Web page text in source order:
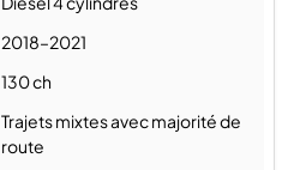
2018–2021
130 ch
Trajets mixtes avec majorité de
route